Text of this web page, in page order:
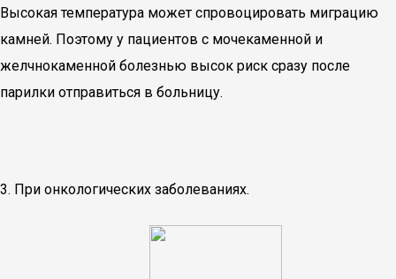
Высокая температура может спровоцировать миграцию
камней. Поэтому у пациентов с мочекаменной и
желчнокаменной болезнью высок риск сразу после
парилки отправиться в больницу.
3. При онкологических заболеваниях.